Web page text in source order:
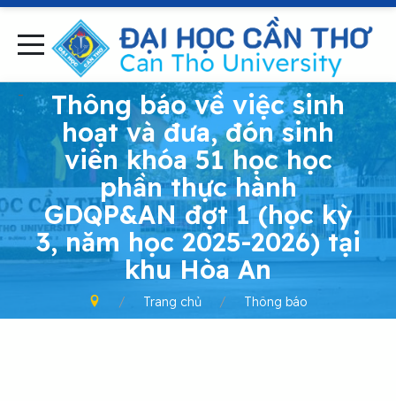
-
Thông báo về việc sinh
hoạt và đưa, đón sinh
viên khóa 51 học học
phần thực hành
GDQP&AN đợt 1 (học kỳ
3, năm học 2025-2026) tại
khu Hòa An
Trang chủ Thông báo